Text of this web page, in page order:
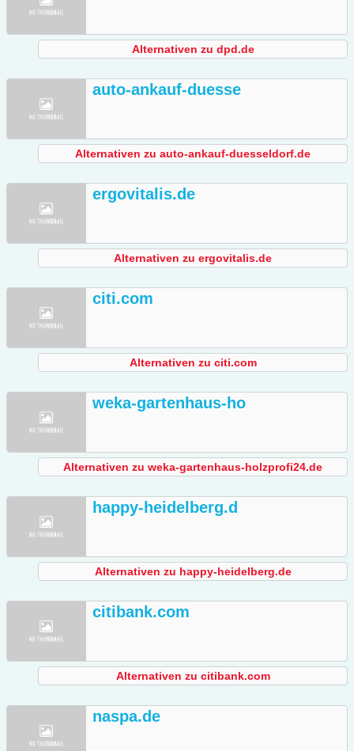
Alternativen zu dpd.de
auto-ankauf-duesse
Alternativen zu auto-ankauf-duesseldorf.de
ergovitalis.de
Alternativen zu ergovitalis.de
citi.com
Alternativen zu citi.com
weka-gartenhaus-ho
Alternativen zu weka-gartenhaus-holzprofi24.de
happy-heidelberg.d
Alternativen zu happy-heidelberg.de
citibank.com
Alternativen zu citibank.com
naspa.de